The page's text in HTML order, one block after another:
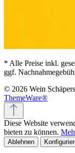
* Alle Preise inkl.
ggf.
© 2026 Wein
ThemeWare®
Diese Website
bieten zu können.
Ablehnen